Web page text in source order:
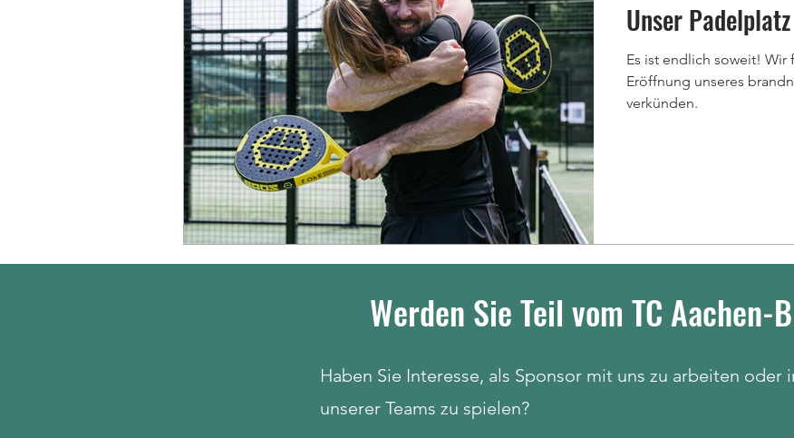
Feriencamps Unser Padelplatz
Es ist endlich soweit! Wir
Eröffnung unseres
verkünden.
Werden Sie Teil vom TC Aachen-
Haben Sie Interesse, als Sponsor mit uns zu arbeiten oder
unserer Teams zu spielen?